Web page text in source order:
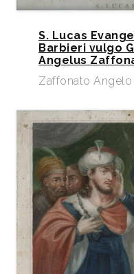
S. Lucas
Barbieri vulgo
Angelus
Zaffonato